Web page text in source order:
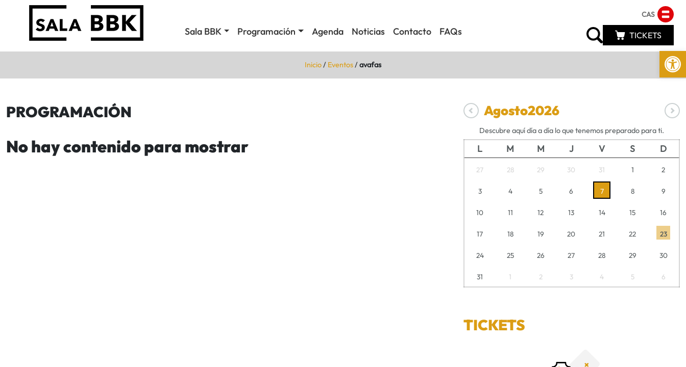
Abrir
Sala BBK Programación Agenda Noticias Contacto FAQs
CAS
TICKETS
Inicio/ Eventos/avafas
PROGRAMACIÓN
No hay contenido para mostrar
Agosto2026
Descubre aquí día a día lo que tenemos preparado para ti.
L M M J V S D
27 28 29 30 31 1 2
3 4 5 6 7 8 9
10 11 12 13 14 15 16
17 18 19 20 21 22 23
24 25 26 27 28 29 30
31 1 2 3 4 5 6
TICKETS